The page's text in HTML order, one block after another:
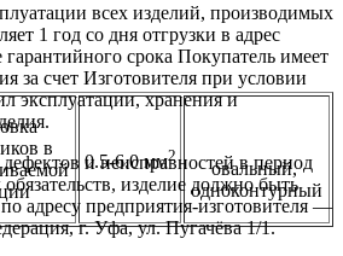
в
0.5-6.0 мм2
овальный,
одноконтурный
всех изделий, производимых
1 год со дня отгрузки в адрес
срока Покупатель имеет
за счет Изготовителя при условии
эксплуатации, хранения и
и неисправностей в период
изделие должно быть
адресу предприятия-изготовителя —
г. Уфа, ул. Пугачёва 1/1.